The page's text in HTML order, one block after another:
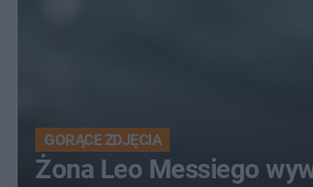
GORĄCE ZDJĘCIA
Żona Leo Messiego